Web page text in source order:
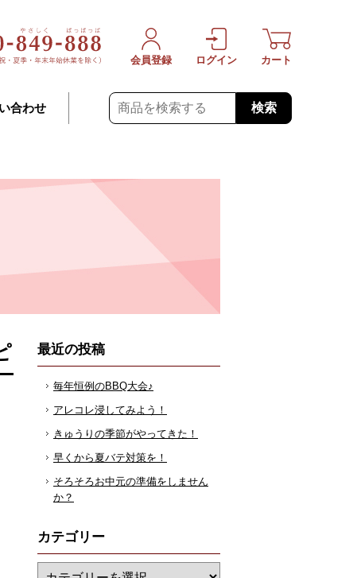
合わせ 検索
会員登録 ログイン カート
最近の投稿
毎年恒例のBBQ大会♪
アレコレ浸してみよう！
きゅうりの季節がやってきた！
早くから夏バテ対策を！
そろそろお中元の準備をしません
か？
カテゴリー